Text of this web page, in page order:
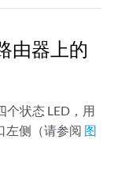
由器上的
个状态 LED，用
左侧（请参阅 图